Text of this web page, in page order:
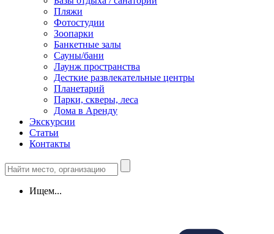
Пляжи
Фотостудии
Зоопарки
Банкетные залы
Сауны/бани
Лаунж пространства
Десткие развлекательные центры
Планетарий
Парки, скверы, леса
Дома в Аренду
Экскурсии
Статьи
Контакты
Ищем...